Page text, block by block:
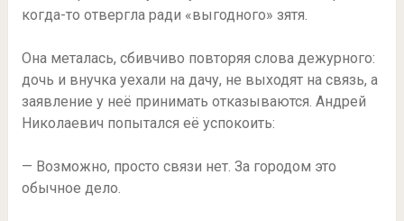
когда-то отвергла ради «выгодного» зятя.
Она металась, сбивчиво повторяя слова дежурного:
дочь и внучка уехали на дачу, не выходят на связь, а
заявление у неё принимать отказываются. Андрей
Николаевич попытался её успокоить:
— Возможно, просто связи нет. За городом это
обычное дело.